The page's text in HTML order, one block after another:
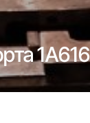
1А616